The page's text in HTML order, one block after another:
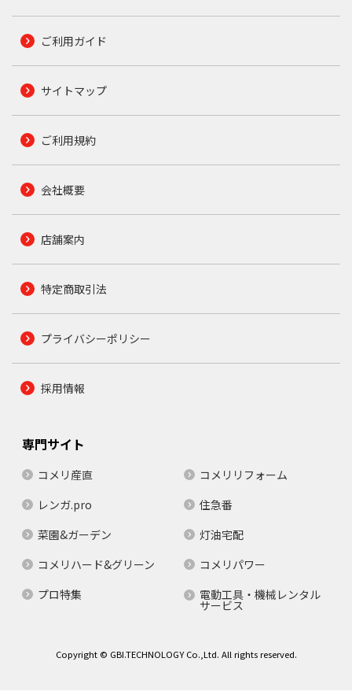
ご利用ガイド
サイトマップ
ご利用規約
会社概要
店舗案内
特定商取引法
プライバシーポリシー
採用情報
専門サイト
コメリ産直
コメリリフォーム
レンガ.pro
住急番
菜園&ガーデン
灯油宅配
コメリハード&グリーン
コメリパワー
プロ特集
電動工具・機械レンタル
サービス
Copyright © GBI.TECHNOLOGY Co.,Ltd. All rights reserved.